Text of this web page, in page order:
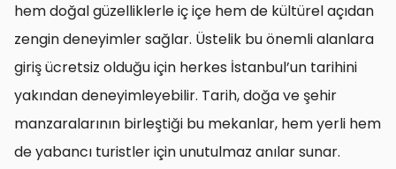
hem doğal güzelliklerle iç içe hem de kültürel açıdan
zengin deneyimler sağlar. Üstelik bu önemli alanlara
giriş ücretsiz olduğu için herkes İstanbul’un tarihini
yakından deneyimleyebilir. Tarih, doğa ve şehir
manzaralarının birleştiği bu mekanlar, hem yerli hem
de yabancı turistler için unutulmaz anılar sunar.